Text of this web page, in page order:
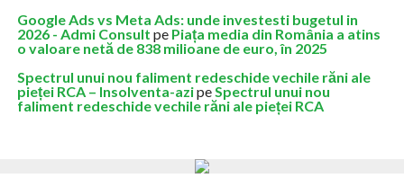
Google Ads vs Meta Ads: unde investesti bugetul in
2026 - Admi Consult pe Piața media din România a atins
o valoare netă de 838 milioane de euro, în 2025
Spectrul unui nou faliment redeschide vechile răni ale
pieței RCA – Insolventa-azipeSpectrul unui nou
faliment redeschide vechile răni ale pieței RCA